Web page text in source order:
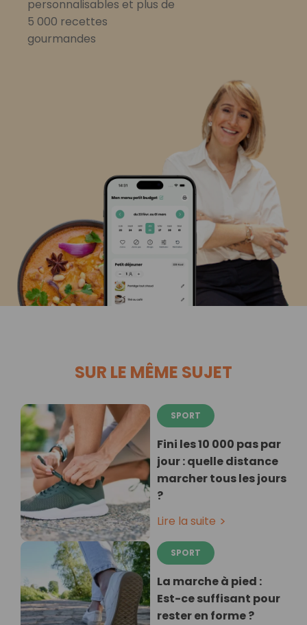
personnalisables et plus de
5 000 recettes
gourmandes
SUR LE MÊME SUJET
SPORT
Fini les 10 000 pas par
jour : quelle distance
marcher tous les jours
?
Lire la suite
SPORT
La marche à pied :
Est-ce suffisant pour
rester en forme ?